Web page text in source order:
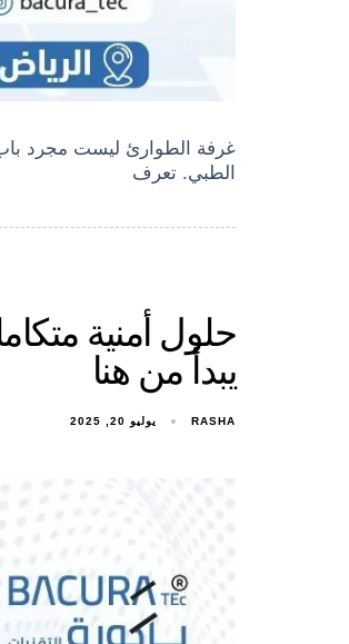
غرفة الطوارئ ليست مجرد
الطبي. تعرف
حلول أمنية
يبدأ من هنا
RASHA يوليو 20, 2025